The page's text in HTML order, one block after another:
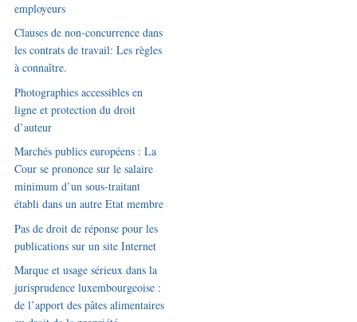
employeurs
Clauses de non-concurrence dans
les contrats de travail: Les règles
à connaître.
Photographies accessibles en
ligne et protection du droit
d’auteur
Marchés publics européens : La
Cour se prononce sur le salaire
minimum d’un sous-traitant
établi dans un autre Etat membre
Pas de droit de réponse pour les
publications sur un site Internet
Marque et usage sérieux dans la
jurisprudence luxembourgeoise :
de l’apport des pâtes alimentaires